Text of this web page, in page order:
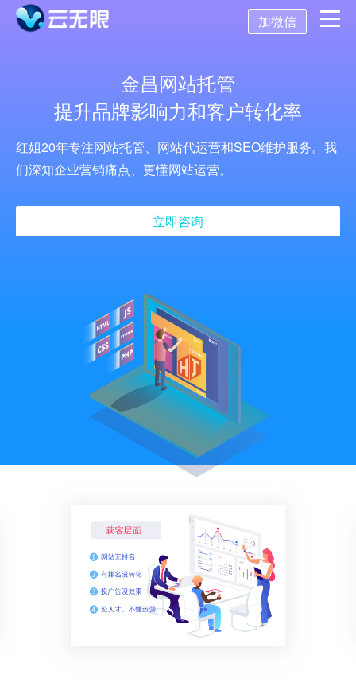
加微信
营销推广
数字化营销
新媒体营销
舆情监控
H5制作营销
数字化建设
网站建设
APP开发
物联网开发
SEO优化
网站优化方案
关键词优化
SEO优化顾问
SEO技术
SEO服务报价
SEO优化公司
整站SEO优化
关于我们
管理团队
加入我们
金昌网站托管
提升品牌影响力和客户转化率
红姐20年专注网站托管、网站代运营和SEO维护服务。我
们深知企业营销痛点、更懂网站运营。
立即咨询